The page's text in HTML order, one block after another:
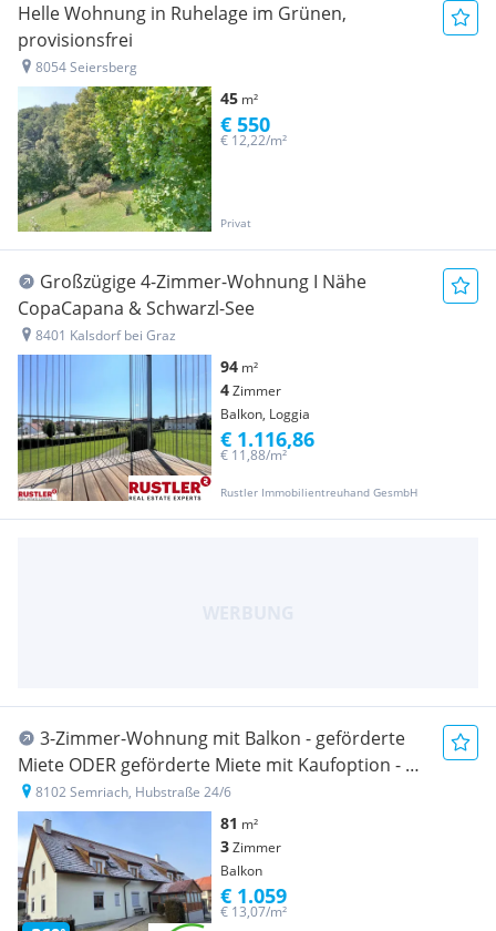
Helle Wohnung in Ruhelage im Grünen,
provisionsfrei
8054 Seiersberg
45 m²
Privat
€ 12,22/m²
€ 550
Großzügige 4-Zimmer-Wohnung I Nähe
CopaCapana & Schwarzl-See
8401 Kalsdorf bei Graz
94 m²
4Zimmer
Balkon, Loggia
Rustler Immobilientreuhand GesmbH
€ 11,88/m²
€ 1.116,86
3-Zimmer-Wohnung mit Balkon - geförderte
Miete ODER geförderte Miete mit Kaufoption - 3
Zimmer
8102 Semriach, Hubstraße 24/6
81 m²
3Zimmer
Balkon
€ 13,07/m²
€ 1.059